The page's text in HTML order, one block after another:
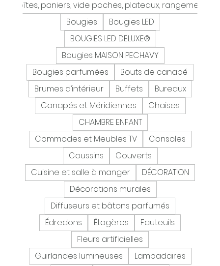
Boîtes, paniers, vide poches, plateaux, rangement
Bougies
Bougies LED
BOUGIES LED DELUXE®
Bougies MAISON PECHAVY
Bougies parfumées
Bouts de canapé
Brumes d’intérieur
Buffets
Bureaux
Canapés et Méridiennes
Chaises
CHAMBRE ENFANT
Commodes et Meubles TV
Consoles
Coussins
Couverts
Cuisine et salle à manger
DÉCORATION
Décorations murales
Diffuseurs et bâtons parfumés
Édredons
Étagères
Fauteuils
Fleurs artificielles
Guirlandes lumineuses
Lampadaires